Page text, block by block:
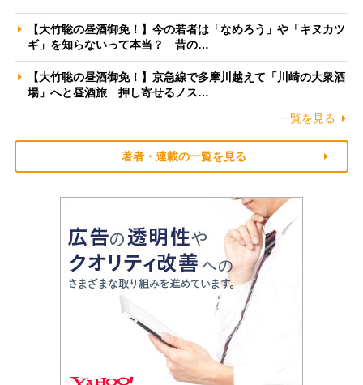
【大竹聡の昼酒御免！】今の若者は「なめろう」や「キヌカツ
ギ」を知らないって本当？ 昔の…
【大竹聡の昼酒御免！】京急線で多摩川越えて「川崎の大衆酒
場」へと昼酒旅 押し寄せるノス…
一覧を見る
著者・連載の一覧を見る